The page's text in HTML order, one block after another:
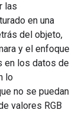
las
en una
del objeto,
y el enfoque
en los datos de
lo
no se puedan
valores RGB